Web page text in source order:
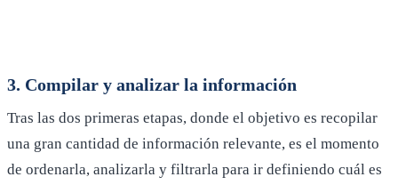
3. Compilar y analizar la información
Tras las dos primeras etapas, donde el objetivo es recopilar
una gran cantidad de información relevante, es el momento
de ordenarla, analizarla y filtrarla para ir definiendo cuál es